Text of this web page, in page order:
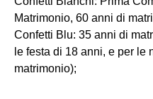
Matrimonio, 60 anni di
Confetti Blu: 35 anni di
le festa di 18 anni, e per le
matrimonio);